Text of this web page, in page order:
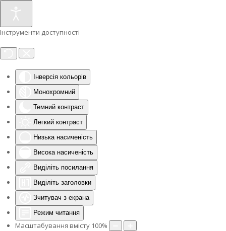
Інструменти доступності
Інверсія кольорів
Монохромний
Темний контраст
Легкий контраст
Низька насиченість
Висока насиченість
Виділіть посилання
Виділіть заголовки
Зчитувач з екрана
Режим читання
Масштабування вмісту 100%